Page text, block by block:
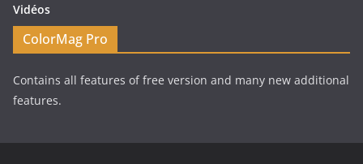
Vidéos
ColorMag Pro
Contains all features of free version and many new additional
features.